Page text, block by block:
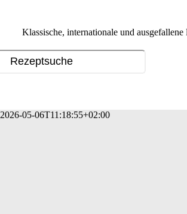
Klassische, internationale und ausgefallene
2026-05-06T11:18:55+02:00